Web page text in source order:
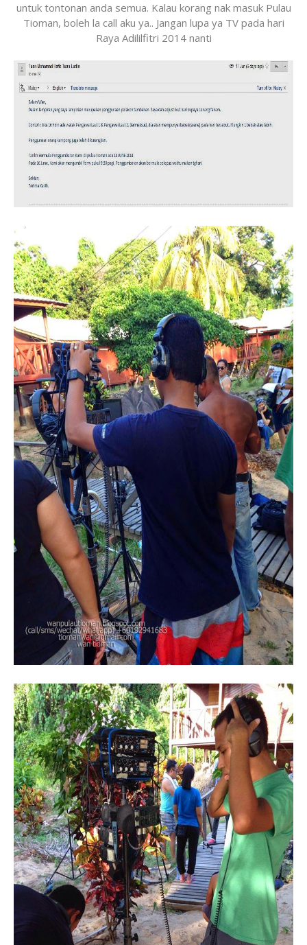
untuk tontonan anda semua. Kalau korang nak masuk Pulau
Tioman, boleh la call aku ya.. Jangan lupa ya TV pada hari
Raya Adililfitri 2014 nanti